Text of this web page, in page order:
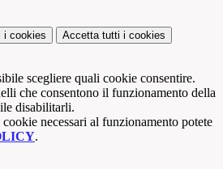
i cookies Accetta tutti i cookies
scegliere quali cookie consentire.
che consentono il funzionamento della
disabilitarli.
necessari al funzionamento potete
.